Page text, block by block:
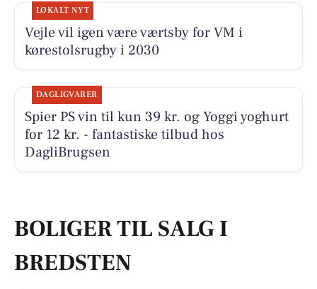
LOKALT NYT
Vejle vil igen være værtsby for VM i
kørestolsrugby i 2030
DAGLIGVARER
Spier PS vin til kun 39 kr. og Yoggi yoghurt
for 12 kr. - fantastiske tilbud hos
DagliBrugsen
BOLIGER TIL SALG I
BREDSTEN